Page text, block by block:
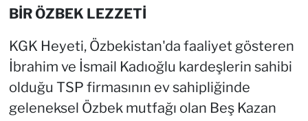
BİR ÖZBEK LEZZETİ
KGK Heyeti, Özbekistan'da faaliyet gösteren
İbrahim ve İsmail Kadıoğlu kardeşlerin sahibi
olduğu TSP firmasının ev sahipliğinde
geleneksel Özbek mutfağı olan Beş Kazan